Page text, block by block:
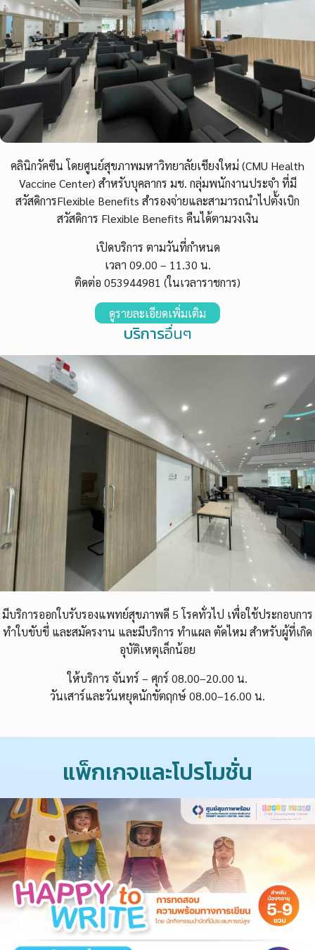
คลินิกวัคซีน โดยศูนย์สุขภาพมหาวิทยาลัยเชียงใหม่ (CMU Health
Vaccine Center) สำหรับบุคลากร มช. กลุ่มพนักงานประจำ ที่มี
สวัสดิการFlexible Benefits สำรองจ่ายและสามารถนำไปตั้งเบิก
สวัสดิการ Flexible Benefits คืนได้ตามวงเงิน
เปิดบริการ ตามวันที่กำหนด
เวลา 09.00 – 11.30 น.
ติดต่อ 053944981 (ในเวลาราชการ)
ดูรายละเอียดเพิ่มเติม
บริการอื่นๆ
มีบริการออกใบรับรองแพทย์สุขภาพดี 5 โรคทั่วไป เพื่อใช้ประกอบการ
ทำใบขับขี่ และสมัครงาน และมีบริการ ทำแผล ตัดไหม สำหรับผู้ที่เกิด
อุบัติเหตุเล็กน้อย
ให้บริการ จันทร์ – ศุกร์ 08.00–20.00 น.
วันเสาร์และวันหยุดนักขัตฤกษ์ 08.00–16.00 น.
แพ็กเกจและโปรโมชั่น